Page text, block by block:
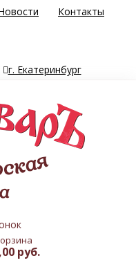
Контакты
г. Екатеринбург
руб.